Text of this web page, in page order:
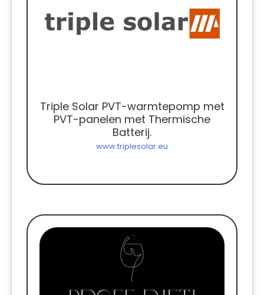
Triple Solar PVT-warmtepomp met
PVT-panelen met Thermische
Batterij.
www.triplesolar.eu